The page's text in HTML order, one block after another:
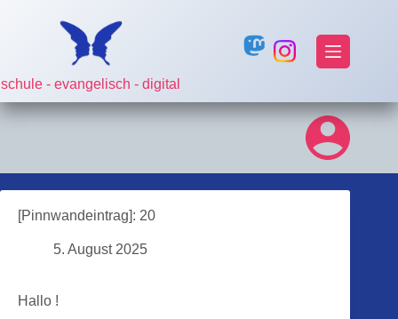
schule - evangelisch - digital
[Pinnwandeintrag]: 20
5. August 2025
Hallo !